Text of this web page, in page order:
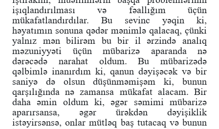
işıqlandırılması və fəallığım üçün
mükafatlandırdılar. Bu sevinc yəqin ki,
həyatımın sonuna qədər mənimlə qalacaq, çünki
yalnız mən bilirəm bu bir il ərzində analıq
məzuniyyəti üçün mübarizə aparanda nə
dərəcədə narahat oldum. Bu mübarizədə
qəlbimlə inanırdım ki, qanun dəyişəcək və bir
saniyə də olsun düşünməmişəm ki, bunun
qarşılığında nə zamansa mükafat alacam. Bir
daha əmin oldum ki, əgər səmimi mübarizə
aparırsansa, əgər ürəkdən dəyişiklik
istəyirsənsə, onlar mütləq baş tutacaq və bunun